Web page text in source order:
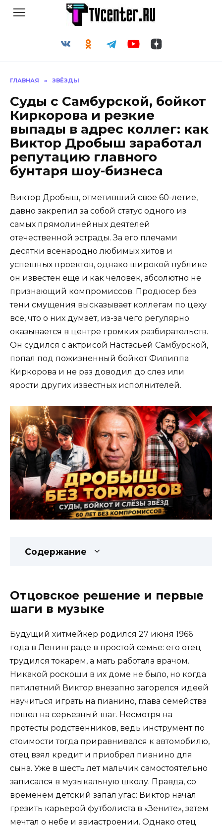
ГЛАВНАЯ » ЗВЁЗДЫ
Суды с Самбурской, бойкот
Киркорова и резкие
выпады в адрес коллег: как
Виктор Дробыш заработал
репутацию главного
бунтаря шоу-бизнеса
Виктор Дробыш, отметивший свое 60-летие,
давно закрепил за собой статус одного из
самых прямолинейных деятелей
отечественной эстрады. За его плечами
десятки всенародно любимых хитов и
успешных проектов, однако широкой публике
он известен еще и как человек, абсолютно не
признающий компромиссов. Продюсер без
тени смущения высказывает коллегам по цеху
все, что о них думает, из-за чего регулярно
оказывается в центре громких разбирательств.
Он судился с актрисой Настасьей Самбурской,
попал под пожизненный бойкот Филиппа
Киркорова и не раз доводил до слез или
ярости других известных исполнителей.
Содержание
Отцовское решение и первые
шаги в музыке
Будущий хитмейкер родился 27 июня 1966
года в Ленинграде в простой семье: его отец
трудился токарем, а мать работала врачом.
Никакой роскоши в их доме не было, но когда
пятилетний Виктор внезапно загорелся идеей
научиться играть на пианино, глава семейства
пошел на серьезный шаг. Несмотря на
протесты родственников, ведь инструмент по
стоимости тогда приравнивался к автомобилю,
отец взял кредит и приобрел пианино для
сына. Уже в шесть лет мальчик самостоятельно
записался в музыкальную школу. Правда, со
временем детский запал угас: Виктор начал
грезить карьерой футболиста в «Зените», затем
мечтал о небе и авиастроении. Однако отец